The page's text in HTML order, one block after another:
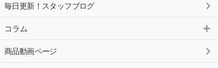
毎日更新！スタッフブログ
コラム
商品動画ページ